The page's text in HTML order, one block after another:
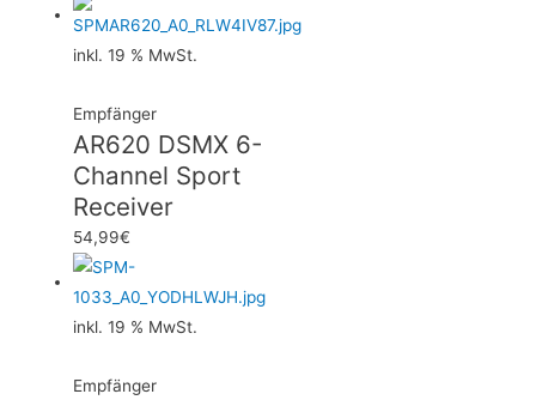
inkl. 19 % MwSt.
Empfänger
AR620 DSMX 6-
Channel Sport
Receiver
54,99€
inkl. 19 % MwSt.
Empfänger